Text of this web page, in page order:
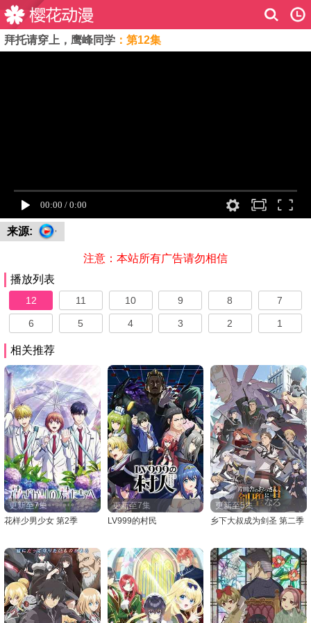
拜托请穿上，鹰峰同学 ：第12集
来源:
注意：本站所有广告请勿相信
播放列表
12 11 10 9 8 7
6 5 4 3 2 1
相关推荐
更新至7集
花样少男少女 第2季
更新至7集
LV999的村民
更新至5集
乡下大叔成为剑圣 第二季